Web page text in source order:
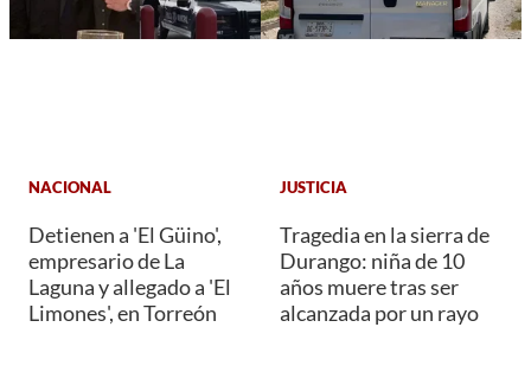
NACIONAL
Detienen a 'El Güino',
empresario de La
Laguna y allegado a 'El
Limones', en Torreón
JUSTICIA
Tragedia en la sierra de
Durango: niña de 10
años muere tras ser
alcanzada por un rayo